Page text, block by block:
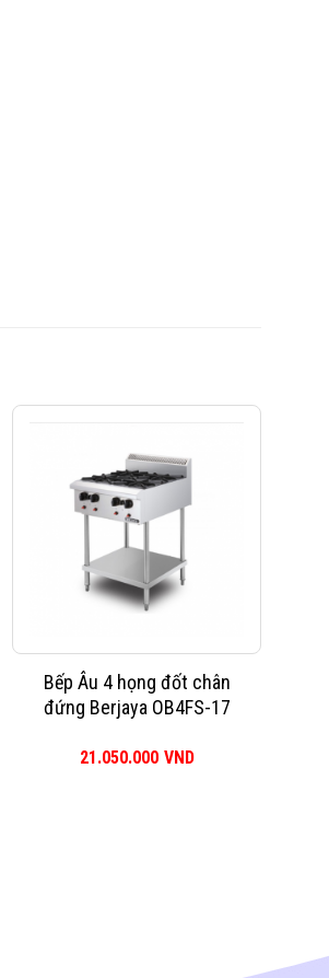
Bếp Âu 4 họng đốt chân
đứng Berjaya OB4FS-17
21.050.000 VND